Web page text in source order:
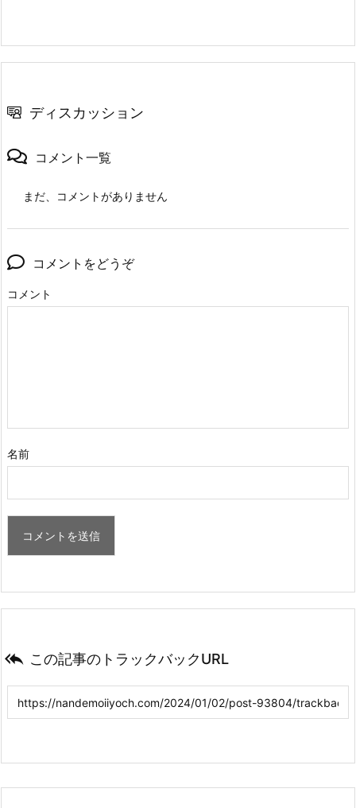
ディスカッション
コメント一覧
まだ、コメントがありません
コメントをどうぞ
コメント
名前
 この記事のトラックバックURL